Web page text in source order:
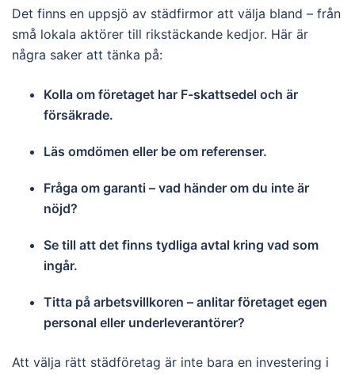
Det finns en uppsjö av städfirmor att välja bland – från
små lokala aktörer till rikstäckande kedjor. Här är
några saker att tänka på:
Kolla om företaget har F-skattsedel och är
försäkrade.
Läs omdömen eller be om referenser.
Fråga om garanti – vad händer om du inte är
nöjd?
Se till att det finns tydliga avtal kring vad som
ingår.
Titta på arbetsvillkoren – anlitar företaget egen
personal eller underleverantörer?
Att välja rätt städföretag är inte bara en investering i